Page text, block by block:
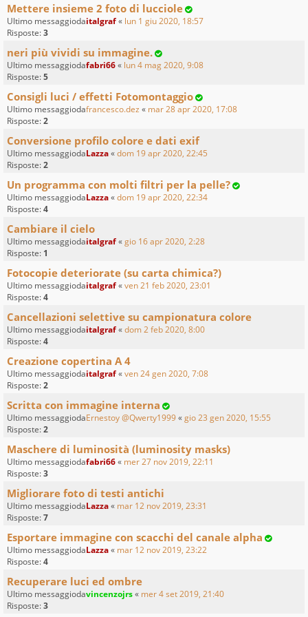
Mettere insieme 2 foto di lucciole
Ultimo messaggiodaitalgraf« lun 1 giu 2020, 18:57
Risposte:3
neri più vividi su immagine.
Ultimo messaggiodafabri66« lun 4 mag 2020, 9:08
Risposte:5
Consigli luci / effetti Fotomontaggio
Ultimo messaggiodafrancesco.dez « mar 28 apr 2020, 17:08
Risposte:2
Conversione profilo colore e dati exif
Ultimo messaggiodaLazza«dom 19 apr 2020, 22:45
Risposte:2
Un programma con molti filtri per la pelle?
Ultimo messaggiodaLazza«dom 19 apr 2020, 22:34
Risposte:4
Cambiare il cielo
Ultimo messaggiodaitalgraf«gio 16 apr 2020, 2:28
Risposte: 1
Fotocopie deteriorate (su carta chimica?)
Ultimo messaggiodaitalgraf«ven 21 feb 2020, 23:01
Risposte:4
Cancellazioni selettive su campionatura colore
Ultimo messaggiodaitalgraf«dom 2 feb 2020, 8:00
Risposte:4
Creazione copertina A 4
Ultimo messaggiodaitalgraf«ven 24 gen 2020, 7:08
Risposte:2
Scritta con immagine interna
Ultimo messaggiodaErnestoy @Qwerty1999«gio 23 gen 2020, 15:55
Risposte:2
Maschere di luminosità (luminosity masks)
Ultimo messaggiodafabri66« mer 27 nov 2019, 22:11
Risposte:3
Migliorare foto di testi antichi
Ultimo messaggiodaLazza« mar 12 nov 2019, 23:31
Risposte:7
Esportare immagine con scacchi del canale alpha
Ultimo messaggiodaLazza« mar 12 nov 2019, 23:22
Risposte:4
Recuperare luci ed ombre
Ultimo messaggiodavincenzojrs« mer 4 set 2019, 21:40
Risposte:3